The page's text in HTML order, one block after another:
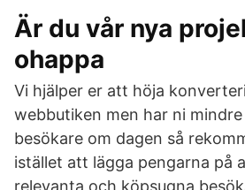
Är du vår nya
ohappa
Vi hjälper er att höja
webbutiken men har ni
besökare om dagen så
istället att lägga pengarna på
relevanta och köpsugna